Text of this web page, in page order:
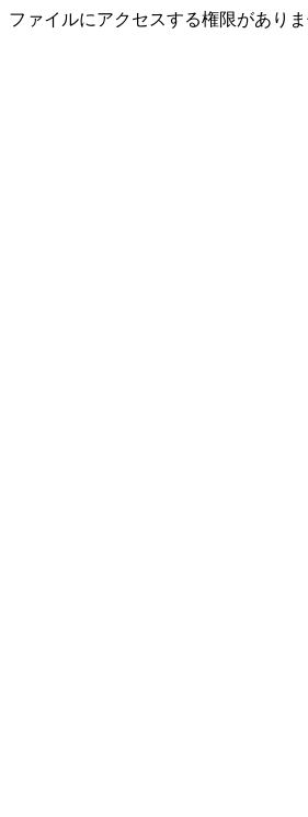
ファイルにアクセスする権限がありま